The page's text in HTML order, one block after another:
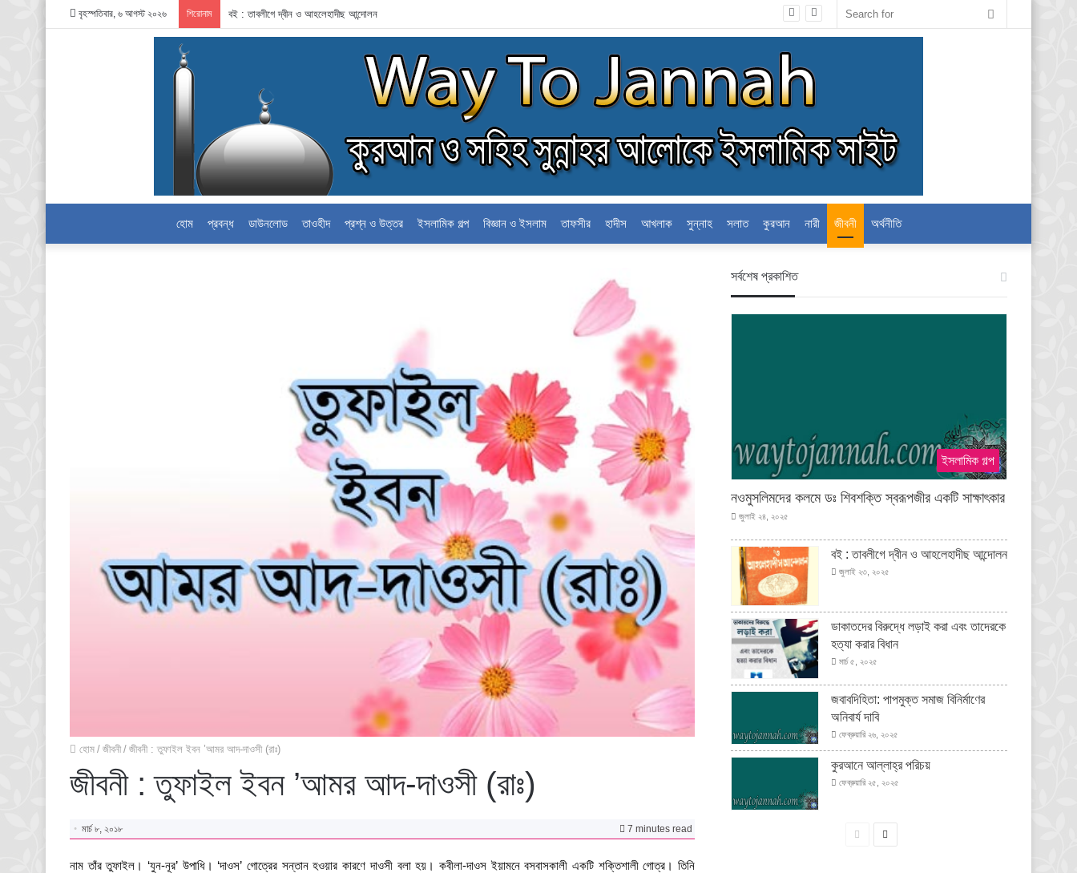
বৃহস্পতিবার, ৬ আগস্ট ২০২৬ শিরোনাম বই : তাবলীগে দ্বীন ও আহলেহাদীছ আন্দোলন Search
হোম প্রবন্ধ ডাউনলোড তাওহীদ প্রশ্ন ও উত্তর ইসলামিক গল্প বিজ্ঞান ও ইসলাম তাফসীর হাদীস আখলাক সুন্নাহ সলাত কুরআন নারী জীবনী অর্থনীতি
হোম / জীবনী / জীবনী : তুফাইল ইবন ’আমর আদ-দাওসী (রাঃ)
জীবনী : তুফাইল ইবন ’আমর আদ-দাওসী (রাঃ)
মার্চ ৮, ২০১৮ 7 minutes read
নাম তাঁর তুফাইল। ‘যুন-নূর’ উপাধি। ‘দাওস’ গোত্রের সন্তান হওয়ার কারণে দাওসী বলা হয়। কবীলা-দাওস ইয়ামনে বসবাসকালী একটি শক্তিশালী গোত্র। তিনি
স‍র্বশেষ প্রকাশিত
ইসলামিক গল্প
নওমুসলিমদের কলমে ডঃ শিবশক্তি স্বরূপজীর একটি সাক্ষাৎকার
জুলাই ২৪, ২০২৫
বই : তাবলীগে দ্বীন ও আহলেহাদীছ আন্দোলন
জুলাই ২৩, ২০২৫
ডাকাতদের বিরুদ্ধে লড়াই করা এবং তাদেরকে
হত্যা করার বিধান
মার্চ ৫, ২০২৫
জবাবদিহিতা: পাপমুক্ত সমাজ বিনির্মাণের
অনিবার্য দাবি
ফেব্রুয়ারি ২৬, ২০২৫
কুরআনে আল্লাহ্‌র পরিচয়
ফেব্রুয়ারি ২৫, ২০২৫